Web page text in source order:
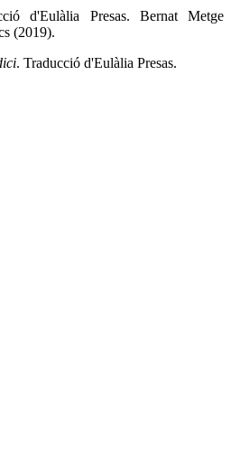
d'Eulàlia Presas. Bernat Metge
(2019).
. Traducció d'Eulàlia Presas.